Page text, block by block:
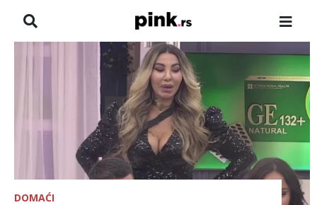
ZADRUGA
HRONIKA
DOMAĆI